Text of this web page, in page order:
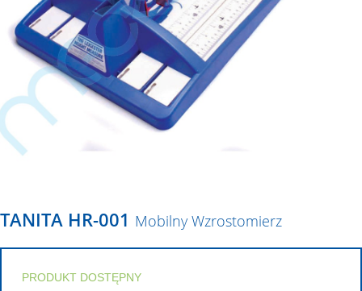
TANITA HR-001 Mobilny Wzrostomierz
PRODUKT DOSTĘPNY